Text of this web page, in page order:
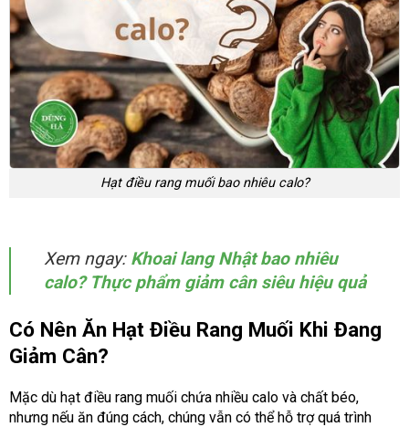
Hạt điều rang muối bao nhiêu calo?
Xem ngay: Khoai lang Nhật bao nhiêu
calo? Thực phẩm giảm cân siêu hiệu quả
Có Nên Ăn Hạt Điều Rang Muối Khi Đang
Giảm Cân?
Mặc dù hạt điều rang muối chứa nhiều calo và chất béo,
nhưng nếu ăn đúng cách, chúng vẫn có thể hỗ trợ quá trình